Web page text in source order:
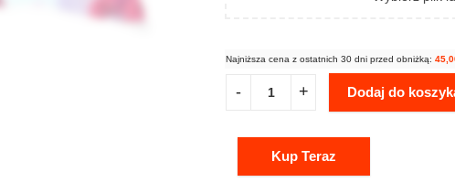
Najniższa cena z ostatnich 30 dni przed obniżką:
Dodaj do
Kup Teraz